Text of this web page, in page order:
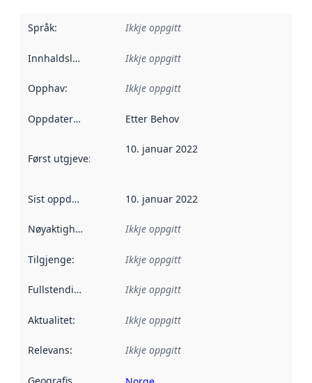
Språk: Ikkje oppgitt
Innhaldsleverandørar :
Ikkje oppgitt
Opphav: Ikkje oppgitt
Oppdateringsfrekvens :
Etter Behov
Først utgjeve: Denne datoen seier når dataa i dette
10. januar 2022
Sist oppdatert 10. januar 2022
Nøyaktigheit Ikkje oppgitt
Tilgjenge: Ikkje oppgitt
Fullstendigheit Ikkje oppgitt
Aktualitet: Ikkje oppgitt
Relevans: Ikkje oppgitt